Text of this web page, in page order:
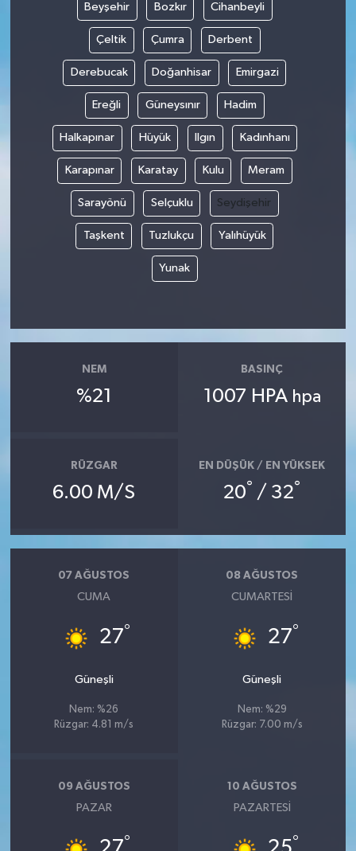
Beyşehir Bozkır Cihanbeyli
Çeltik Çumra Derbent
Derebucak Doğanhisar Emirgazi
Ereğli Güneysınır Hadim
Halkapınar Hüyük Ilgın Kadınhanı
Karapınar Karatay Kulu Meram
Sarayönü Selçuklu Seydişehir
Taşkent Tuzlukçu Yalıhüyük
Yunak
NEM
%21
BASINÇ
1007 HPA hpa
RÜZGAR
6.00 M/S
EN DÜŞÜK / EN YÜKSEK
20° / 32°
07 AĞUSTOS
CUMA
27°
Güneşli
Nem: %26
Rüzgar: 4.81 m/s
08 AĞUSTOS
CUMARTESI
27°
Güneşli
Nem: %29
Rüzgar: 7.00 m/s
09 AĞUSTOS
PAZAR
°
10 AĞUSTOS
PAZARTESI
°